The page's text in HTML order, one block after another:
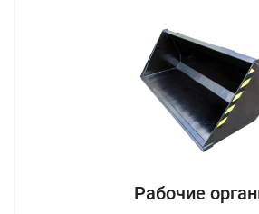
Рабочие